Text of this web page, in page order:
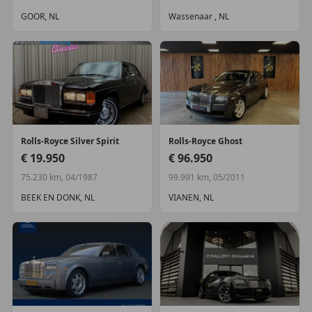
German.
Du kennst dieses Gefühl, wenn du mit deiner
Liebsten ein teures Hotelzimmer buchst. Du trittst ein
und genießt den Überfluss; alles überraschend weich,
aber beruhigend solide. Du lässt dich nieder und
sagst euch, dass der Urlaub jetzt wirklich begonnen
hat. Dieses Gefühl möchte Rolls Royce seinen
Besitzern jeden Tag versprechen.
Besitzer ein Haus in Südfrankreich. Viele von ihnen
machten Fotos mit Strohhut und Bootsschuhen
entlang der „Grande Corniche“, einem
atemberaubenden Blick auf die französische Riviera.
Um genau dieses Publikum mit einem
GOOR, NL
Wassenaar , NL
Rolls-Royce Silver Spirit
€ 19.950
75.230 km, 04/1987
BEEK EN DONK, NL
Rolls-RoyceGhost
€ 96.950
99.991 km, 05/2011
VIANEN, NL